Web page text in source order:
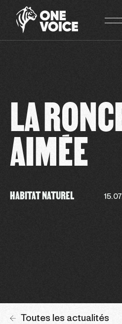
LA
AIMÉE
HABITAT NATUREL
Toutes les actualités